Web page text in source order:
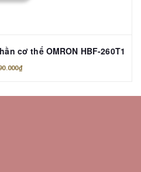
cơ thể OMRON HBF-260T1